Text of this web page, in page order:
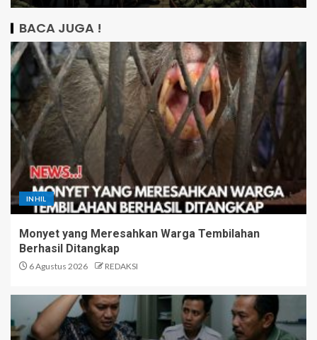
BACA JUGA !
INHIL
Monyet yang Meresahkan Warga Tembilahan
Berhasil Ditangkap
6 Agustus 2026 REDAKSI